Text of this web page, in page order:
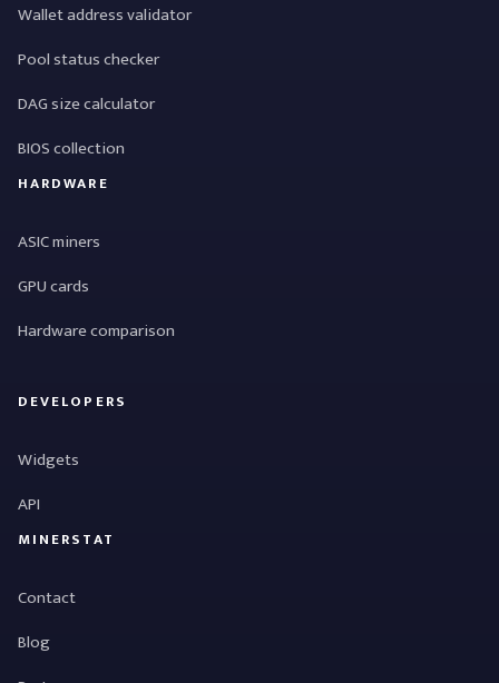
Wallet address validator
Pool status checker
DAG size calculator
BIOS collection
HARDWARE
ASIC miners
GPU cards
Hardware comparison
DEVELOPERS
Widgets
API
MINERSTAT
Contact
Blog